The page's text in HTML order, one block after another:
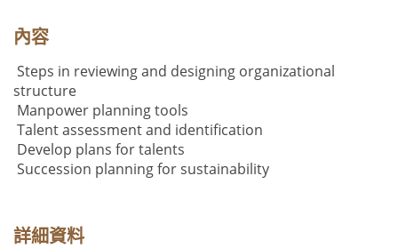
內容
Steps in reviewing and designing organizational
structure
Manpower planning tools
Talent assessment and identification
Develop plans for talents
Succession planning for sustainability
詳細資料